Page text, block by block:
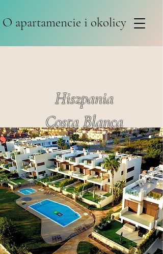
O apartamencie i okolicy
Hiszpania
Costa Blanca